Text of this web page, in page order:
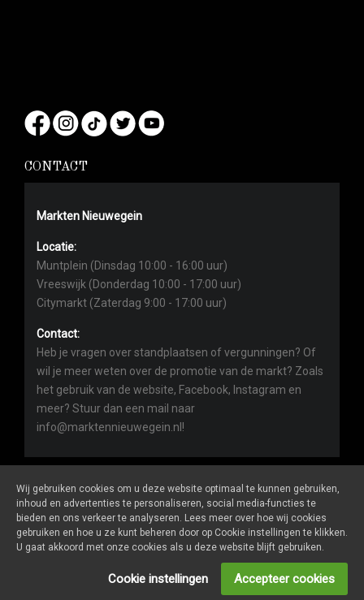
CONTACT
Markten Nieuwegein
Locatie:
Muntplein (Dinsdag 10:00 - 16:00 uur)
Vreeswijk (Donderdag 10:00 - 17:00 uur)
Citymarkt (Zaterdag 9:00 - 17:00 uur)
Contact:
Heb je vragen over standplaatsen of vergunningen? Of
wil je meer weten over de promotie van de markt? Zoals
het gebruik van de website, Facebook, Instagram en
meer? Stuur dan een mail naar
info@marktennieuwegein.nl!
Marktennieuwegein.nlis een website van De Markt Online
ALGEMENE VOORWAARDEN
ONDERNEMERS LOGIN
SOCIALS
Wij gebruiken cookies om u deze website optimaal te kunnen gebruiken,
inhoud en advertenties te personaliseren, social media-functies te
bieden en ons verkeer te analyseren. Lees meer over hoe wij cookies
gebruiken en hoe u ze kunt beheren door op Cookie instellingen te klikken.
U gaat akkoord met onze cookies als u deze website blijft gebruiken.
Cookie instellingen Accepteer cookies